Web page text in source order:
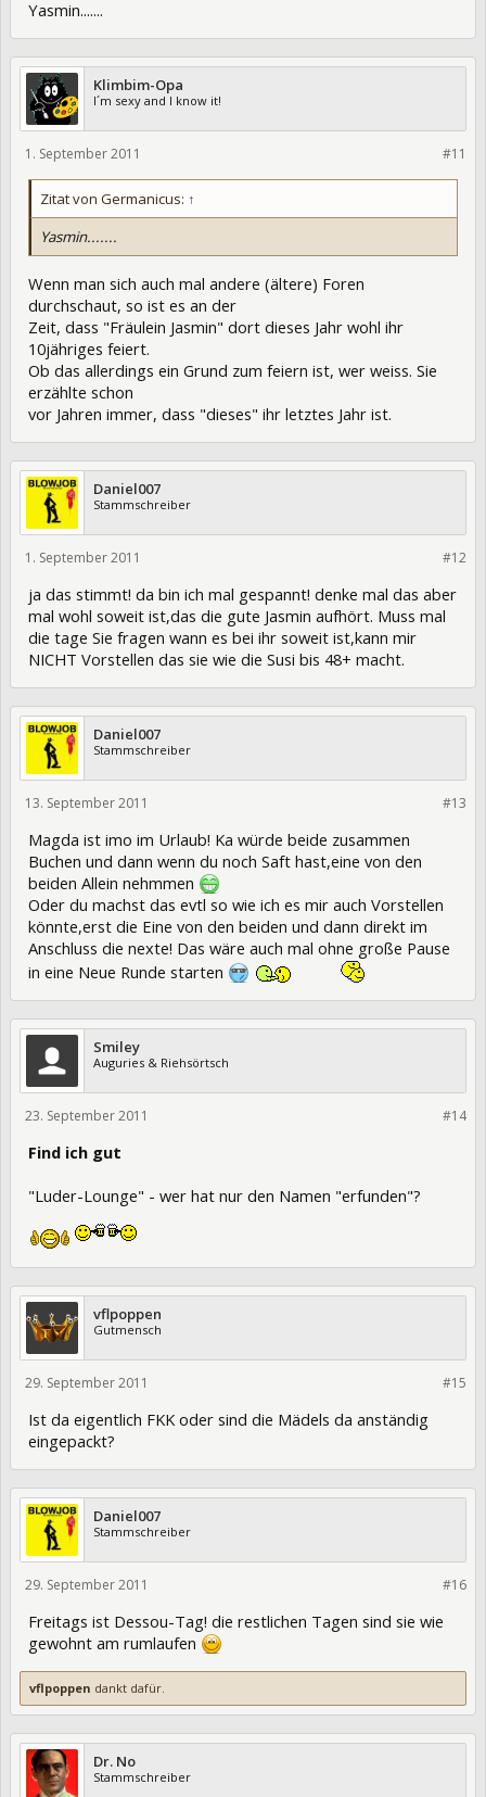
Yasmin.......
Klimbim-Opa
I´m sexy and I know it!
#11
1. September 2011
Zitat von Germanicus: ↑
Yasmin.......
Wenn man sich auch mal andere (ältere) Foren
durchschaut, so ist es an der
Zeit, dass "Fräulein Jasmin" dort dieses Jahr wohl ihr
10jähriges feiert.
Ob das allerdings ein Grund zum feiern ist, wer weiss. Sie
erzählte schon
vor Jahren immer, dass "dieses" ihr letztes Jahr ist.
Daniel007
Stammschreiber
#12
1. September 2011
ja das stimmt! da bin ich mal gespannt! denke mal das aber
mal wohl soweit ist,das die gute Jasmin aufhört. Muss mal
die tage Sie fragen wann es bei ihr soweit ist,kann mir
NICHT Vorstellen das sie wie die Susi bis 48+ macht.
Daniel007
Stammschreiber
#13
13. September 2011
Magda ist imo im Urlaub! Ka würde beide zusammen
Buchen und dann wenn du noch Saft hast,eine von den
beiden Allein nehmmen
Oder du machst das evtl so wie ich es mir auch Vorstellen
könnte,erst die Eine von den beiden und dann direkt im
Anschluss die nexte! Das wäre auch mal ohne große Pause
in eine Neue Runde starten
Smiley
Auguries & Riehsörtsch
#14
23. September 2011
Find ich gut
"Luder-Lounge" - wer hat nur den Namen "erfunden"?
vflpoppen
Gutmensch
#15
29. September 2011
Ist da eigentlich FKK oder sind die Mädels da anständig
eingepackt?
Daniel007
Stammschreiber
#16
29. September 2011
Freitags ist Dessou-Tag! die restlichen Tagen sind sie wie
gewohnt am rumlaufen
vflpoppen dankt dafür.
Dr. No
Stammschreiber